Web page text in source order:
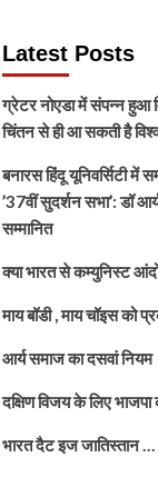
Latest Posts
ग्रेटर नोएडा में संपन्न हुआ
चिंतन से ही आ सकती है
बनारस हिंदू यूनिवर्सिटी में
’37वीं सुदर्शन सभा’: डॉ
सम्मानित
क्या भारत से कम्युनिस्ट
माय बॉडी , माय चॉइस को
आर्य समाज का दसवां नियम
दक्षिण विजय के लिए भाजपा
भारत दैट इज जातिस्तान …